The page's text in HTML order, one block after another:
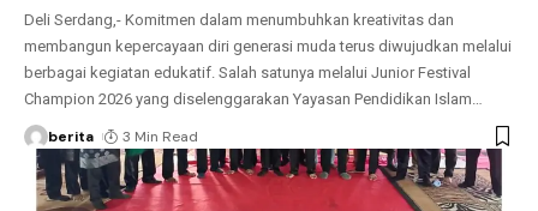
Deli Serdang,- Komitmen dalam menumbuhkan kreativitas dan
membangun kepercayaan diri generasi muda terus diwujudkan melalui
berbagai kegiatan edukatif. Salah satunya melalui Junior Festival
Champion 2026 yang diselenggarakan Yayasan Pendidikan Islam…
berita 3 Min Read